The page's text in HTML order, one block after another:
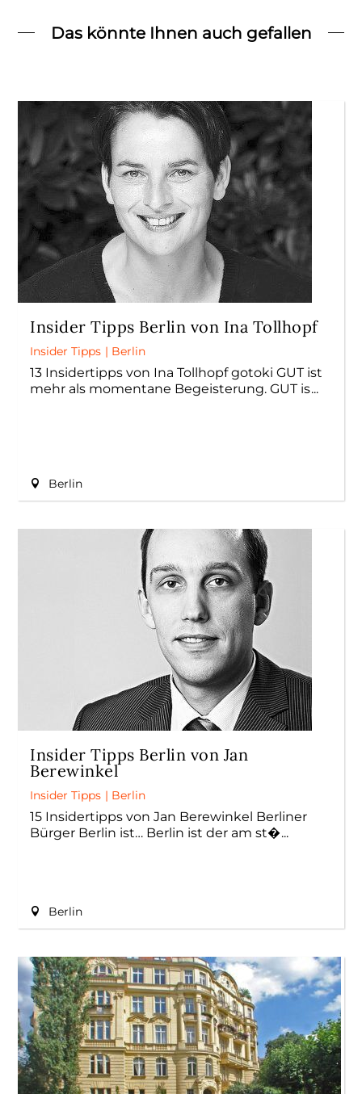
Das könnte Ihnen auch gefallen
Insider Tipps Berlin von Ina Tollhopf
Insider Tipps | Berlin
13 Insidertipps von Ina Tollhopf gotoki GUT ist
mehr als momentane Begeisterung. GUT is
Berlin
Insider Tipps Berlin von Jan
Berewinkel
Insider Tipps | Berlin
15 Insidertipps von Jan Berewinkel Berliner
Bürger Berlin ist… Berlin ist der am st�
Berlin